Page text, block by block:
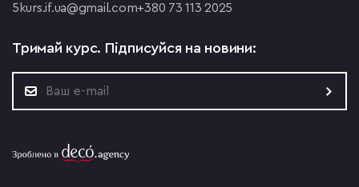
5 kurs.if.ua@gmail.com+380 73 113 2025
Тримай курс. Підписуйся на новини: